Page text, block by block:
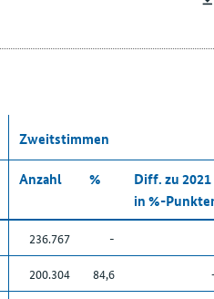
Zweitstimmen
Anzahl %
Diff. zu 2021
in %-
236.767 -
200.304 84,6